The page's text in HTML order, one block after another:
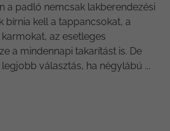
a padló nemcsak lakberendezési
bírnia kell a tappancsokat, a
az esetleges
a mindennapi takarítást is. De
választás, ha négylábú ...